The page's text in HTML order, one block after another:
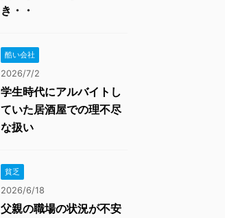
き・・
酷い会社
2026/7/2
学生時代にアルバイトし
ていた居酒屋での理不尽
な扱い
貧乏
2026/6/18
父親の職場の状況が不安